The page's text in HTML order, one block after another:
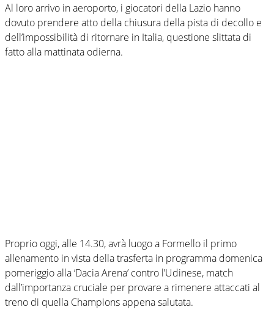
Al loro arrivo in aeroporto, i giocatori della Lazio hanno
dovuto prendere atto della chiusura della pista di decollo e
dell’impossibilità di ritornare in Italia, questione slittata di
fatto alla mattinata odierna.
Proprio oggi, alle 14.30, avrà luogo a Formello il primo
allenamento in vista della trasferta in programma domenica
pomeriggio alla ‘Dacia Arena’ contro l’Udinese, match
dall’importanza cruciale per provare a rimenere attaccati al
treno di quella Champions appena salutata.